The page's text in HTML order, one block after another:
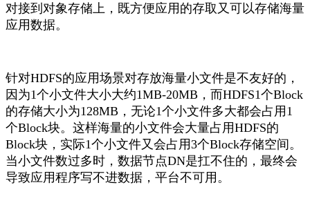
对接到对象存储上，既方便应用的存取又可以存储海量
应用数据。
针对HDFS的应用场景对存放海量小文件是不友好的，
因为1个小文件大小大约1MB-20MB，而HDFS1个Block
的存储大小为128MB，无论1个小文件多大都会占用1
个Block块。这样海量的小文件会大量占用HDFS的
Block块，实际1个小文件又会占用3个Block存储空间。
当小文件数过多时，数据节点DN是扛不住的，最终会
导致应用程序写不进数据，平台不可用。